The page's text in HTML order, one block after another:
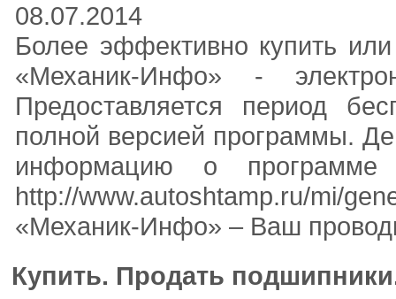
08.07.2014
Более эффективно купить
«Механик-Инфо» -
Предоставляется период
полной версией программы.
информацию о
http://www.autoshtamp.ru/
«Механик-Инфо» – Ваш
Купить. Продать